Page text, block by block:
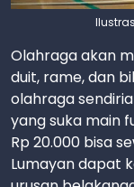
Olahraga akan
duit, rame, dan
olahraga
yang suka main
Rp 20.000 bisa
Lumayan dapat